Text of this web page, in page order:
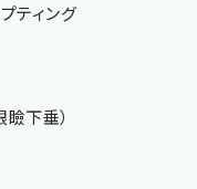
ティング
下垂）